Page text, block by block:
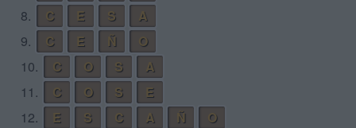
8.
C E S
A
9.
C E Ñ
O
10.
C O S
A
11.
C O S
E
12.
E S C A Ñ
O